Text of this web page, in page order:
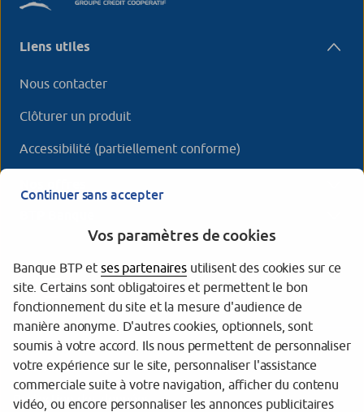
Liens utiles
Nous contacter
Clôturer un produit
Accessibilité (partiellement conforme)
Garantie des Dépôts
Protection des données
Continuer sans accepter
Vos paramètres de cookies
Banque BTP etses partenairesutilisent des cookies sur ce
site. Certains sont obligatoires et permettent le bon
fonctionnement du site et la mesure d'audience de
manière anonyme. D'autres cookies, optionnels, sont
soumis à votre accord. Ils nous permettent de personnaliser
votre expérience sur le site, personnaliser l'assistance
commerciale suite à votre navigation, afficher du contenu
vidéo, ou encore personnaliser les annonces publicitaires